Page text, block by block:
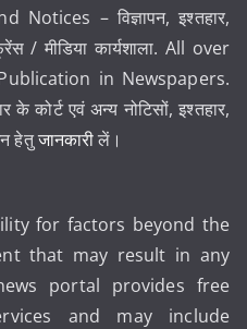
– विज्ञापन, इश्तहार,
/ मीडिया कार्यशाला. All over
in Newspapers.
के कोर्ट एवं अन्य नोटिसों, इश्तहार,
हेतुजानकारीलें।
for factors beyond the
that may result in any
portal provides free
and may include